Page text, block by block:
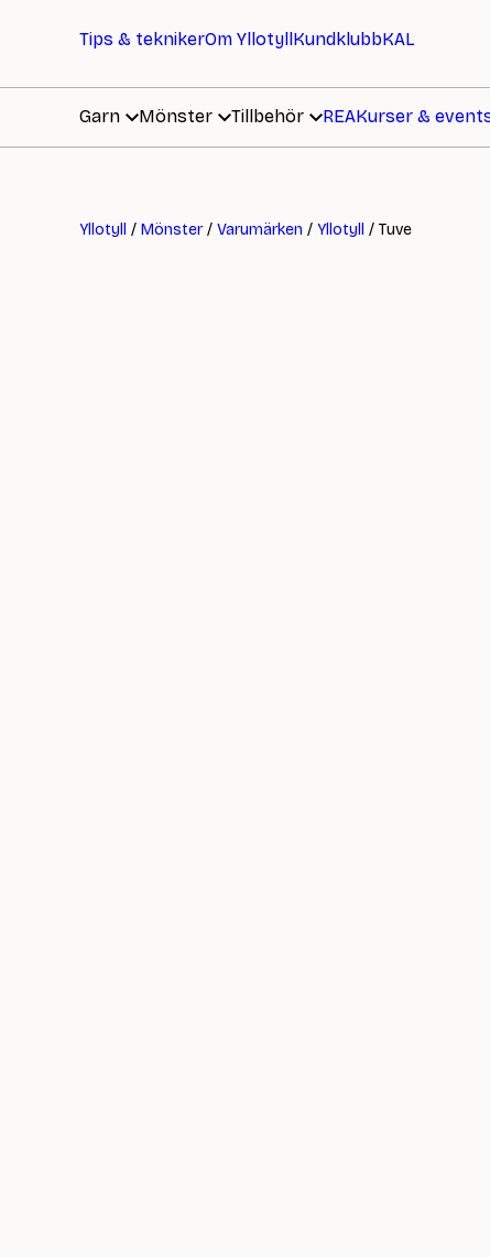
Tips & teknikerOm Yllotyll KundklubbKAL
Garn
Mönster Tillbehör REAKurser &
Yllotyll / Mönster/ Varumärken / Yllotyll / Tuve